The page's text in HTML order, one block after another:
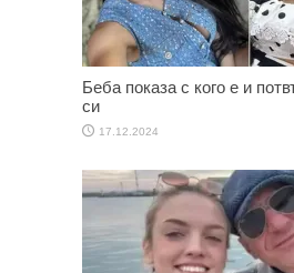
Беба показа с кого е и
си
17.12.2024